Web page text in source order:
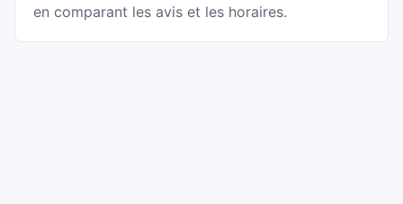
en comparant les avis et les horaires.